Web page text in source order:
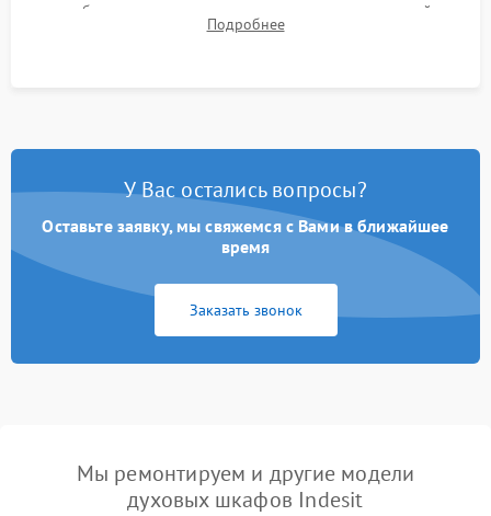
срабатывания термостата при достижении заданной
температуры и тест на отсутствие утечек тока.
Подробнее
У Вас остались вопросы?
Оставьте заявку, мы свяжемся с Вами в ближайшее
время
Заказать звонок
Мы ремонтируем и другие модели
духовых шкафов Indesit